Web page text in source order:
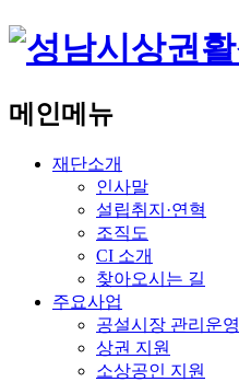
메인메뉴
재단소개
인사말
설립취지·연혁
조직도
CI 소개
찾아오시는 길
주요사업
공설시장 관리운영
상권 지원
소상공인 지원